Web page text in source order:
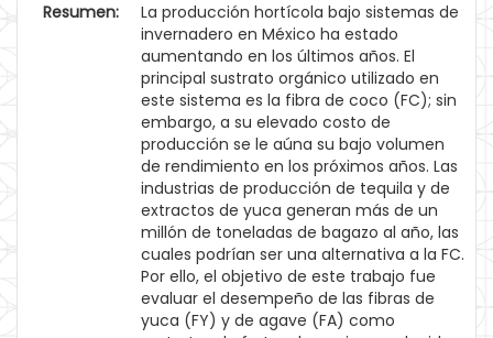
Resumen:
La producción hortícola bajo sistemas de
invernadero en México ha estado
aumentando en los últimos años. El
principal sustrato orgánico utilizado en
este sistema es la fibra de coco (FC); sin
embargo, a su elevado costo de
producción se le aúna su bajo volumen
de rendimiento en los próximos años. Las
industrias de producción de tequila y de
extractos de yuca generan más de un
millón de toneladas de bagazo al año, las
cuales podrían ser una alternativa a la FC.
Por ello, el objetivo de este trabajo fue
evaluar el desempeño de las fibras de
yuca (FY) y de agave (FA) como